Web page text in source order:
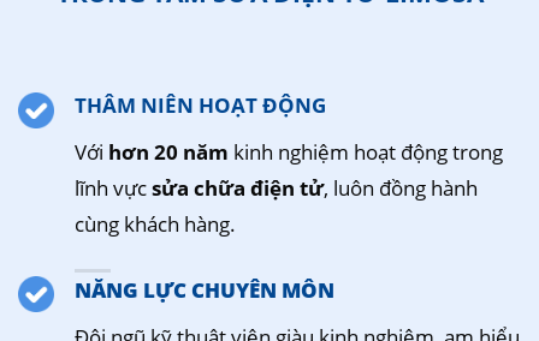
THÂM NIÊN HOẠT ĐỘNG
Với hơn 20 năm kinh nghiệm hoạt động trong
lĩnh vựcsửa chữa điện tử, luôn đồng hành
cùng khách hàng.
NĂNG LỰC CHUYÊN MÔN